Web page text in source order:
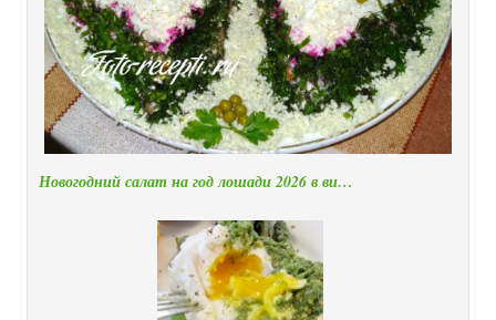
Новогодний салат на год лошади 2026 в ви…